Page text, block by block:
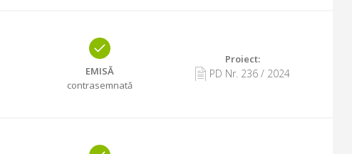
EMISĂ
contrasemnată
Proiect:
PD Nr. 236/ 2024